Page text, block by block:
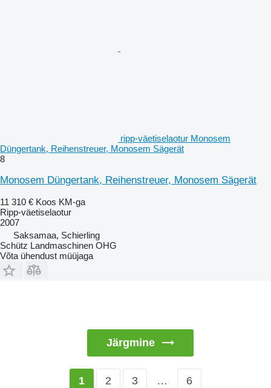
ripp-väetiselaotur Monosem
Düngertank, Reihenstreuer, Monosem Sägerät
8
Monosem Düngertank, Reihenstreuer, Monosem Sägerät
11 310 € Koos KM-ga
Ripp-väetiselaotur
2007
Saksamaa, Schierling
Schütz Landmaschinen OHG
Võta ühendust müüjaga
Järgmine
1 2 3 … 6